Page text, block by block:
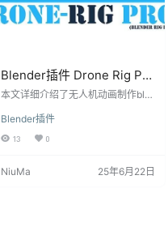
Blender插件 Drone Rig Pro
v1.2b飞行器无人机绑定动画
本文详细介绍了无人机动画制作ble
和主要功能特点,并给出了使用步骤
和技巧指南,让您快速上手无人机动
画的制作。 Blender插件 Drone Rig
机绑定预设,可以快速为无人机模型
Blender插件
13 0
NiuMa 25年6月22日